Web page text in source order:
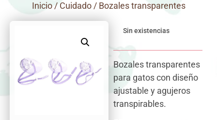
Inicio/ Cuidado/ Bozales transparentes
Sin existencias
Bozales transparentes
para gatos con diseño
ajustable y agujeros
transpirables.